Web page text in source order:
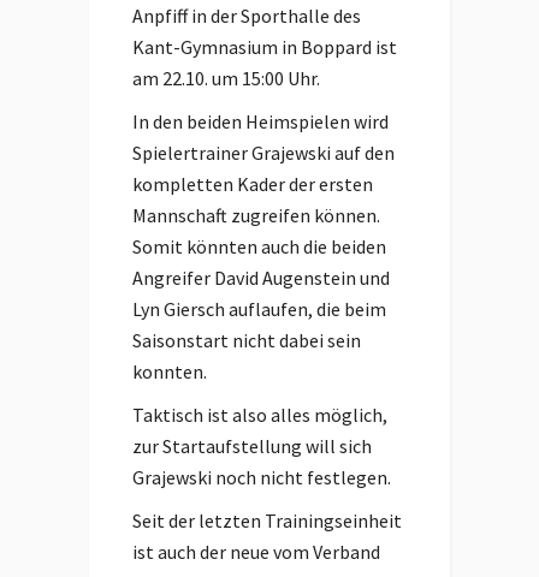
Anpfiff in der Sporthalle des
Kant-Gymnasium in Boppard ist
am 22.10. um 15:00 Uhr.
In den beiden Heimspielen wird
Spielertrainer Grajewski auf den
kompletten Kader der ersten
Mannschaft zugreifen können.
Somit könnten auch die beiden
Angreifer David Augenstein und
Lyn Giersch auflaufen, die beim
Saisonstart nicht dabei sein
konnten.
Taktisch ist also alles möglich,
zur Startaufstellung will sich
Grajewski noch nicht festlegen.
Seit der letzten Trainingseinheit
ist auch der neue vom Verband